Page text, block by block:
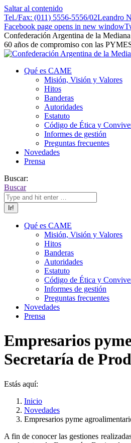
Saltar al contenido
Tel./Fax: (011) 5556-5556/02Leandro
Facebook page opens in new window
Confederación Argentina de la
60 años de compromiso con las
Qué es CAME
Misión, Visión y Valores
Hitos
Banderas
Autoridades
Estatuto
Código de Ética y
Informes de gestión
Preguntas frecuentes
Novedades
Prensa
Buscar:
Buscar
Qué es CAME
Misión, Visión y Valores
Hitos
Banderas
Autoridades
Estatuto
Código de Ética y
Informes de gestión
Preguntas frecuentes
Novedades
Prensa
Empresarios
Secretaría de
Estás aquí:
Inicio
Novedades
Empresarios pyme
A fin de conocer las gestiones